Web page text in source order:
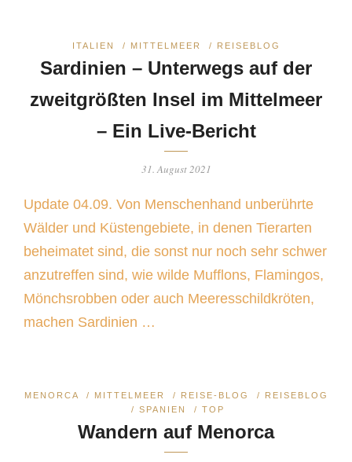
ITALIEN / MITTELMEER / REISEBLOG
Sardinien – Unterwegs auf der
zweitgrößten Insel im Mittelmeer
– Ein Live-Bericht
31. August 2021
Update 04.09. Von Menschenhand unberührte
Wälder und Küstengebiete, in denen Tierarten
beheimatet sind, die sonst nur noch sehr schwer
anzutreffen sind, wie wilde Mufflons, Flamingos,
Mönchsrobben oder auch Meeresschildkröten,
machen Sardinien …
MENORCA / MITTELMEER / REISE-BLOG /
REISEBLOG
/ SPANIEN / TOP
Wandern auf Menorca